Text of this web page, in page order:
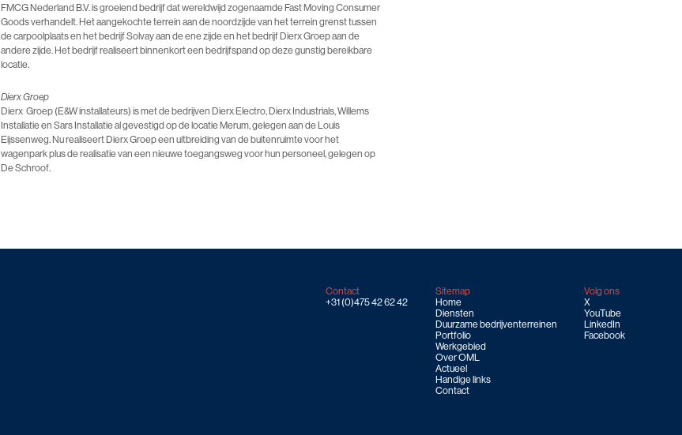
FMCG Nederland B.V. is groeiend bedrijf dat wereldwijd zogenaamde Fast Moving Consumer
Goods verhandelt. Het aangekochte terrein aan de noordzijde van het terrein grenst tussen
de carpoolplaats en het bedrijf Solvay aan de ene zijde en het bedrijf Dierx Groep aan de
andere zijde. Het bedrijf realiseert binnenkort een bedrijfspand op deze gunstig bereikbare
locatie.
Dierx Groep
Dierx Groep (E&W installateurs) is met de bedrijven Dierx Electro, Dierx Industrials, Willems
Installatie en Sars Installatie al gevestigd op de locatie Merum, gelegen aan de Louis
Eijssenweg. Nu realiseert Dierx Groep een uitbreiding van de buitenruimte voor het
wagenpark plus de realisatie van een nieuwe toegangsweg voor hun personeel, gelegen op
De Schroof.
Contact
+31 (0)475 42 62 42
Sitemap
Home
Diensten
Duurzame bedrijventerreinen
Portfolio
Werkgebied
Over OML
Actueel
Handige links
Contact
Volg ons
X
YouTube
LinkedIn
Facebook